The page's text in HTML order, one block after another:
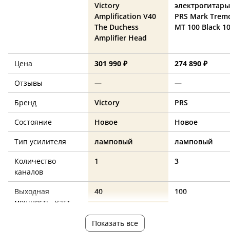
Victory
Amplification V40
The Duchess
Amplifier Head
электрогитары
PRS Mark
MT 100 Black
Цена 301 990 ₽
274 890 ₽
Отзывы
—
—
Бренд
Victory
PRS
Состояние
Новое
Новое
Тип усилителя
ламповый
ламповый
Количество
каналов
1 3
Выходная
мощность, Ватт
40 100
—
Показать все